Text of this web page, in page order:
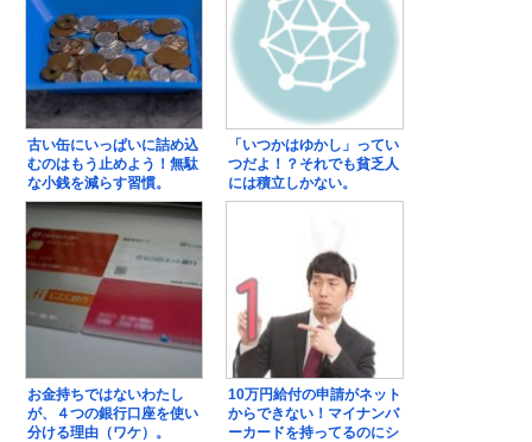
古い缶にいっぱいに詰め込
むのはもう止めよう！無駄
な小銭を減らす習慣。
「いつかはゆかし」ってい
つだよ！？それでも貧乏人
には積立しかない。
お金持ちではないわたし
が、４つの銀行口座を使い
分ける理由（ワケ）。
10万円給付の申請がネット
からできない！マイナンバ
ーカードを持ってるのにシ